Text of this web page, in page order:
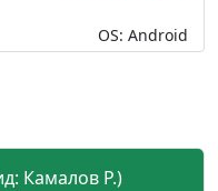
OS: Android
Камалов Р.)